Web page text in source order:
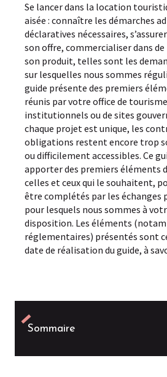
Se lancer dans la location
aisée : connaître les démarches
déclaratives nécessaires,
son offre, commercialiser dans
son produit, telles sont les
sur lesquelles nous sommes
guide présente des premiers
réunis par votre office de
institutionnels ou de sites
chaque projet est unique, les
obligations restent encore trop
ou difficilement accessibles. Ce
apporter des premiers éléments
celles et ceux qui le souhaitent,
être complétés par les échanges
pour lesquels nous sommes à
disposition. Les éléments
réglementaires) présentés sont
date de réalisation du guide, à
Sommaire